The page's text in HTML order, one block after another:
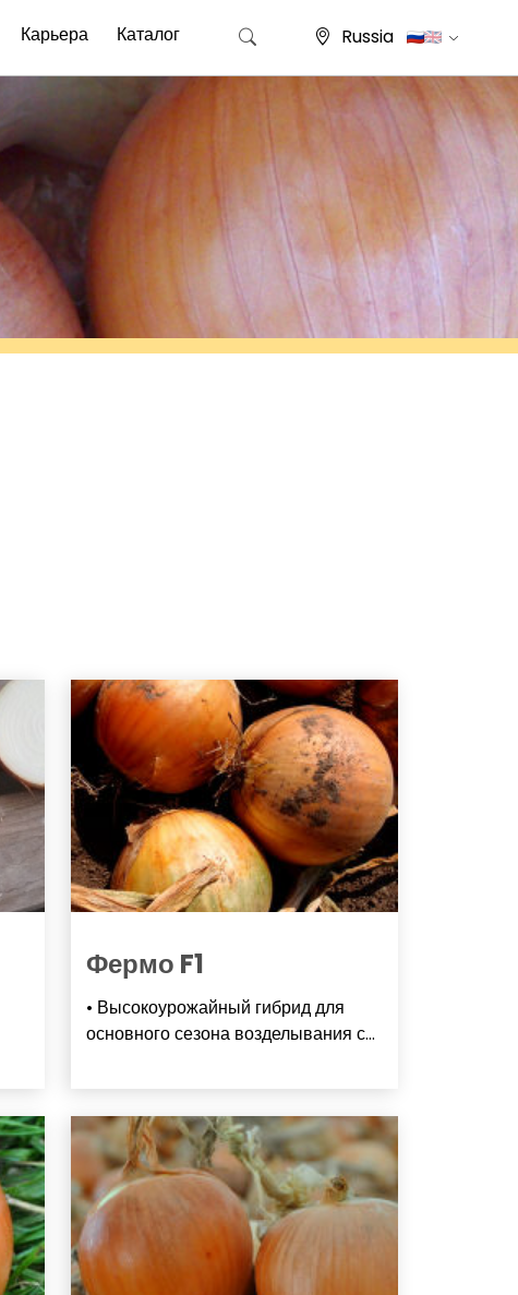
Карьера Каталог Russia
Найти:
Фермо F1
• Высокоурожайный гибрид для
основного сезона возделывания с...